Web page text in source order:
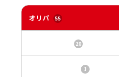
オリパ 55
20
1